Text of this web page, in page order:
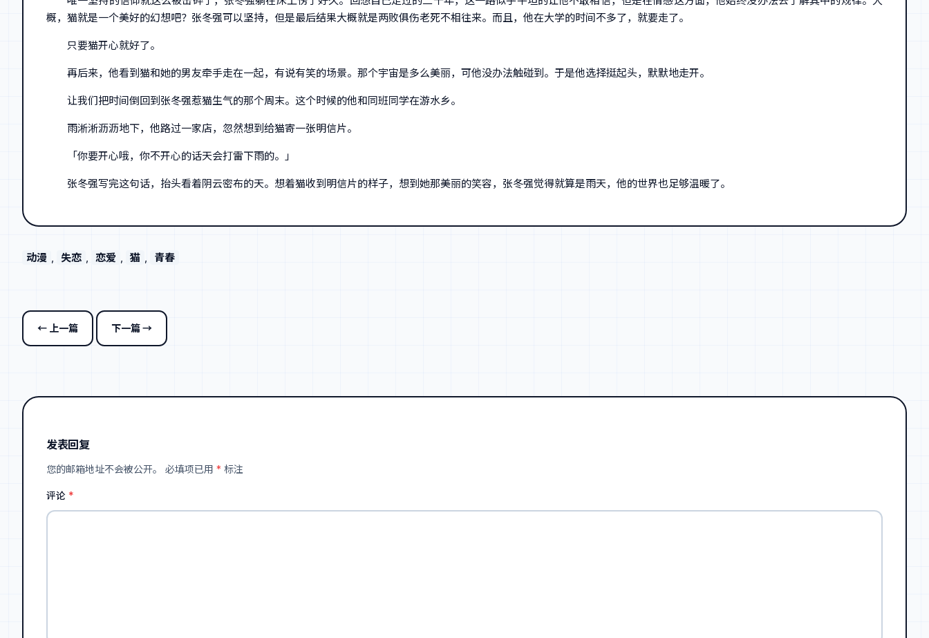
概，猫就是一个美好的幻想吧？张冬强可以坚持，但是最后结果大概就是两败俱伤老死不相往来。而且，他在大学的时间不多了，就要走了。
只要猫开心就好了。
再后来，他看到猫和她的男友牵手走在一起，有说有笑的场景。那个宇宙是多么美丽，可他没办法触碰到。于是他选择挺起头，默默地走开。
让我们把时间倒回到张冬强惹猫生气的那个周末。这个时候的他和同班同学在游水乡。
雨淅淅沥沥地下，他路过一家店，忽然想到给猫寄一张明信片。
「你要开心哦，你不开心的话天会打雷下雨的。」
张冬强写完这句话，抬头看着阴云密布的天。想着猫收到明信片的样子，想到她那美丽的笑容，张冬强觉得就算是雨天，他的世界也足够温暖了。
动漫 , 失恋 , 恋爱 , 猫 , 青春
← 上一篇 下一篇 →
发表回复
您的邮箱地址不会被公开。 必填项已用 * 标注
评论 *